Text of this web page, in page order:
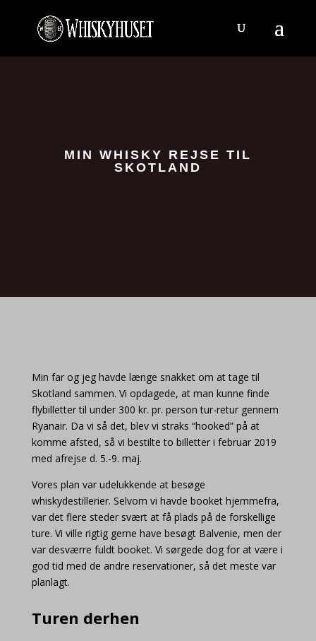
MIN WHISKY REJSE TIL
SKOTLAND
Min far og jeg havde længe snakket om at tage til
Skotland sammen. Vi opdagede, at man kunne finde
flybilletter til under 300 kr. pr. person tur-retur gennem
Ryanair. Da vi så det, blev vi straks “hooked” på at
komme afsted, så vi bestilte to billetter i februar 2019
med afrejse d. 5.-9. maj.
Vores plan var udelukkende at besøge
whiskydestillerier. Selvom vi havde booket hjemmefra,
var det flere steder svært at få plads på de forskellige
ture. Vi ville rigtig gerne have besøgt Balvenie, men der
var desværre fuldt booket. Vi sørgede dog for at være i
god tid med de andre reservationer, så det meste var
planlagt.
Turen derhen